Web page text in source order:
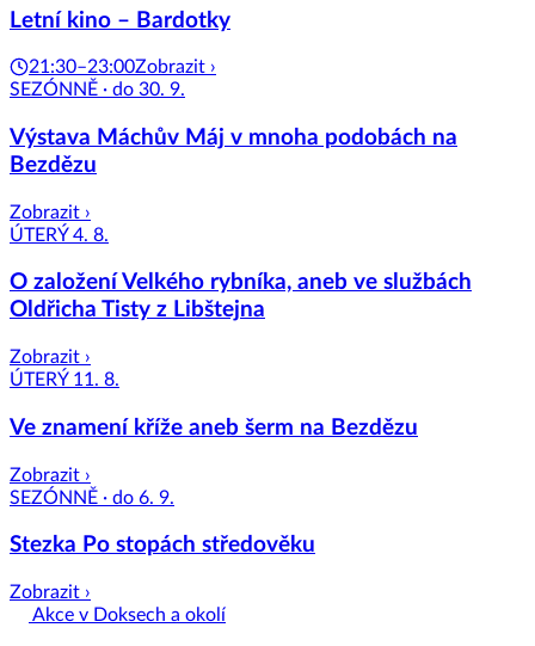
Letní kino – Bardotky
21:30–23:00Zobrazit ›
SEZÓNNĚ · do 30. 9.
Výstava Máchův Máj v mnoha podobách na
Bezdězu
Zobrazit ›
ÚTERÝ 4. 8.
O založení Velkého rybníka, aneb ve službách
Oldřicha Tisty z Libštejna
Zobrazit ›
ÚTERÝ 11. 8.
Ve znamení kříže aneb šerm na Bezdězu
Zobrazit ›
SEZÓNNĚ · do 6. 9.
Stezka Po stopách středověku
Zobrazit ›
Akce v Doksech a okolí